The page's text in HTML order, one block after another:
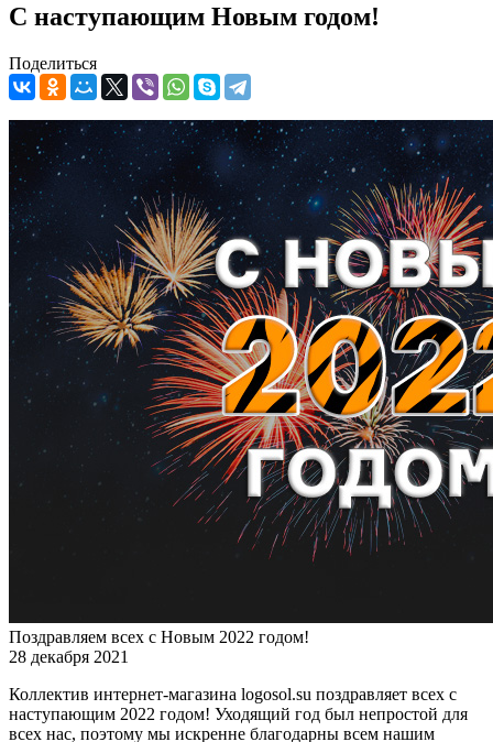
С наступающим Новым годом!
Поделиться
Поздравляем всех с Новым 2022 годом!
28 декабря 2021
Коллектив интернет-магазина logosol.su поздравляет всех с
наступающим 2022 годом! Уходящий год был непростой для
всех нас, поэтому мы искренне благодарны всем нашим